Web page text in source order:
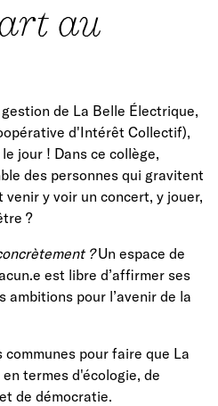
au
de La Belle Électrique,
d'Intérêt Collectif),
jour ! Dans ce collège,
des personnes qui gravitent
y voir un concert, y jouer,
?
?Un espace de
est libre d’affirmer ses
pour l’avenir de la
pour faire que La
termes d'écologie, de
de démocratie.